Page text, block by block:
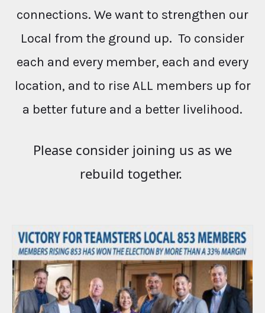
connections. We want to strengthen our
Local from the ground up. To consider
each and every member, each and every
location, and to rise ALL members up for
a better future and a better livelihood.
Please consider joining us as we
rebuild together.